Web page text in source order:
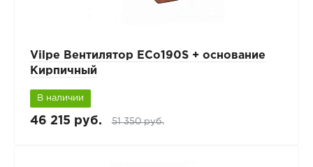
Vilpe Вентилятор ECo190S + основание
Кирпичный
В наличии
46 215 руб. 51 350 руб.